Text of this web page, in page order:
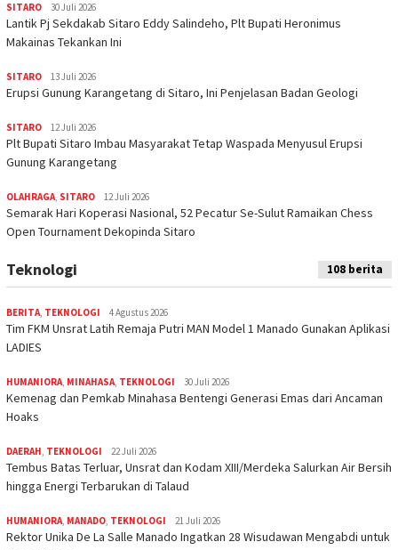
SITARO 30 Juli 2026
Lantik Pj Sekdakab Sitaro Eddy Salindeho, Plt Bupati Heronimus
Makainas Tekankan Ini
SITARO 13 Juli 2026
Erupsi Gunung Karangetang di Sitaro, Ini Penjelasan Badan Geologi
SITARO 12 Juli 2026
Plt Bupati Sitaro Imbau Masyarakat Tetap Waspada Menyusul Erupsi
Gunung Karangetang
OLAHRAGA, SITARO 12 Juli 2026
Semarak Hari Koperasi Nasional, 52 Pecatur Se-Sulut Ramaikan Chess
Open Tournament Dekopinda Sitaro
Teknologi 108 berita
BERITA TEKNOLOGI 4 Agustus 2026
Tim FKM Unsrat Latih Remaja Putri MAN Model 1 Manado Gunakan Aplikasi
LADIES
HUMANIORA MINAHASA TEKNOLOGI 30 Juli 2026
Kemenag dan Pemkab Minahasa Bentengi Generasi Emas dari Ancaman
Hoaks
DAERAH TEKNOLOGI 22 Juli 2026
Tembus Batas Terluar, Unsrat dan Kodam XIII/Merdeka Salurkan Air Bersih
hingga Energi Terbarukan di Talaud
HUMANIORA MANADO TEKNOLOGI 21 Juli 2026
Rektor Unika De La Salle Manado Ingatkan 28 Wisudawan Mengabdi untuk